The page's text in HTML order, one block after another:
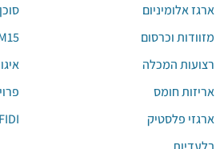
FIDI
ארגז אלומיניום
מזוודות וכרסום
רצועות המכלה
אריזות חומס
ארגזי פלסטיק